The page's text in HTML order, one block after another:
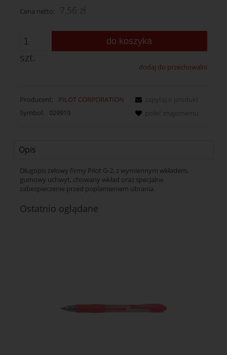
Cena netto:
szt.
do koszyka
dodaj do przechowalni
Producent:
PILOT CORPORATION
Symbol:
029919
Opis
Długopis żelowy firmy Pilot G-2, z wymiennym wkładem,
gumowy uchwyt, chowany wkład oraz specjalne
zabezpieczenie przed poplamieniem ubrania.
Ostatnio oglądane